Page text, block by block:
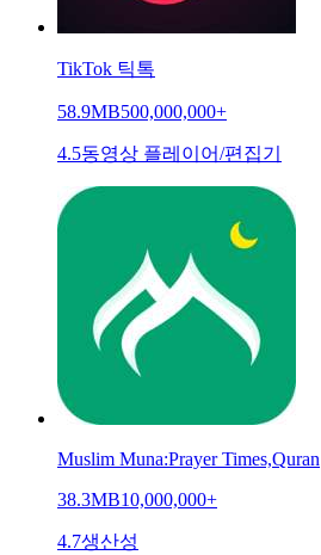
TikTok 틱톡
58.9MB500,000,000+
4.5동영상 플레이어/편집기
Muslim Muna:Prayer Times,Quran
38.3MB10,000,000+
4.7생산성